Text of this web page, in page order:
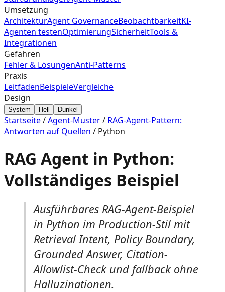
Umsetzung
ArchitekturAgent GovernanceBeobachtbarkeitKI-
Agenten testenOptimierungSicherheitTools &
Integrationen
Gefahren
Fehler & LösungenAnti-Patterns
Praxis
LeitfädenBeispieleVergleiche
Design
System Hell Dunkel
Startseite/Agent‑Muster/ RAG-Agent-Pattern:
Antworten auf Quellen / Python
RAG Agent in Python:
Vollständiges Beispiel
Ausführbares RAG-Agent-Beispiel
in Python im Production-Stil mit
Retrieval Intent, Policy Boundary,
Grounded Answer, Citation-
Allowlist-Check und fallback ohne
Halluzinationen.